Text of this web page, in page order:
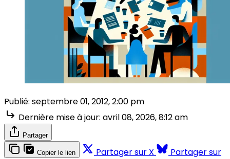
Publié: septembre 01, 2012, 2:00 pm
Dernière mise à jour: avril 08, 2026, 8:12 am
Partager
Copier le lien Partager sur X
Partager sur